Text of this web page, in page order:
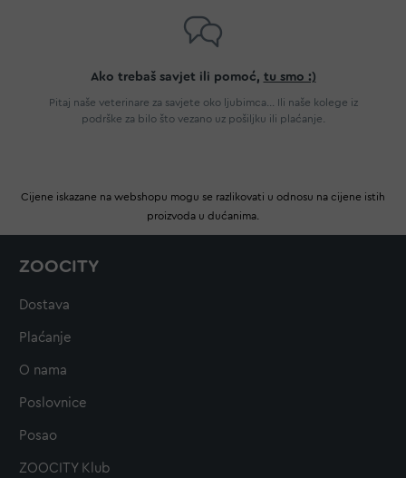
Ako trebaš savjet ili pomoć, tu smo :)
Pitaj naše veterinare za savjete oko ljubimca... Ili naše kolege iz
podrške za bilo što vezano uz pošiljku ili plaćanje.
Cijene iskazane na webshopu mogu se razlikovati u odnosu na cijene istih
proizvoda u dućanima.
ZOOCITY
Dostava
Plaćanje
O nama
Poslovnice
Posao
ZOOCITY Klub